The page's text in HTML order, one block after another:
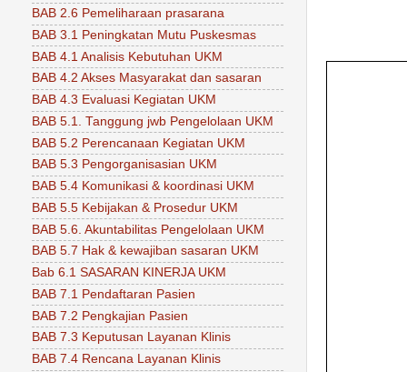
BAB 2.6 Pemeliharaan prasarana
BAB 3.1 Peningkatan Mutu Puskesmas
BAB 4.1 Analisis Kebutuhan UKM
BAB 4.2 Akses Masyarakat dan sasaran
BAB 4.3 Evaluasi Kegiatan UKM
BAB 5.1. Tanggung jwb Pengelolaan UKM
BAB 5.2 Perencanaan Kegiatan UKM
BAB 5.3 Pengorganisasian UKM
BAB 5.4 Komunikasi & koordinasi UKM
BAB 5.5 Kebijakan & Prosedur UKM
BAB 5.6. Akuntabilitas Pengelolaan UKM
BAB 5.7 Hak & kewajiban sasaran UKM
Bab 6.1 SASARAN KINERJA UKM
BAB 7.1 Pendaftaran Pasien
BAB 7.2 Pengkajian Pasien
BAB 7.3 Keputusan Layanan Klinis
BAB 7.4 Rencana Layanan Klinis